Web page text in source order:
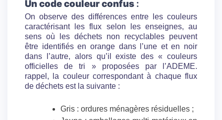
Un code couleur confus :
On observe des différences entre les couleurs
caractérisant les flux selon les enseignes, au
sens où les déchets non recyclables peuvent
être identifiés en orange dans l’une et en noir
dans l’autre, alors qu’il existe des « couleurs
officielles de tri » proposées par l’ADEME.
rappel, la couleur correspondant à chaque flux
de déchets est la suivante :
Gris : ordures ménagères résiduelles ;